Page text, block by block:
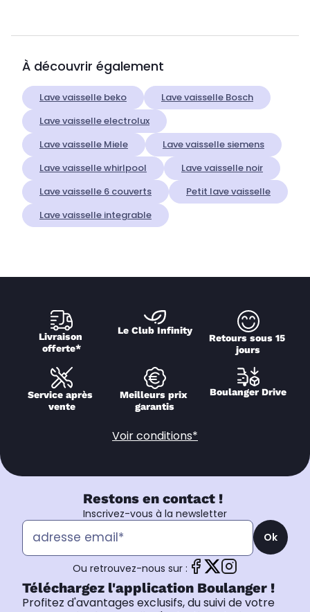
À découvrir également
Lave vaisselle beko
Lave vaisselle Bosch
Lave vaisselle electrolux
Lave vaisselle Miele
Lave vaisselle siemens
Lave vaisselle whirlpool
Lave vaisselle noir
Lave vaisselle 6 couverts
Petit lave vaisselle
Lave vaisselle integrable
Livraison
offerte*
Le Club Infinity
Retours sous 15
jours
Service après
vente
Meilleurs prix
garantis
Boulanger Drive
Voir conditions*
Restons en contact !
Inscrivez-vous à la newsletter
Ok
Ou retrouvez-nous sur :
Téléchargez l'application Boulanger !
Profitez d'avantages exclusifs, du suivi de votre